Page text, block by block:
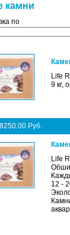
камни
по
Life
9 кг,
Руб.
Life
12 -